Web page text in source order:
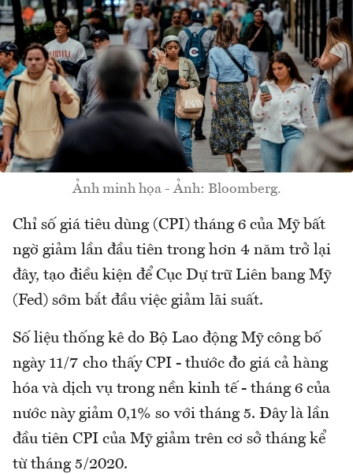
Ảnh minh họa - Ảnh: Bloomberg.
Chỉ số giá tiêu dùng (CPI) tháng 6 của Mỹ bất
ngờ giảm lần đầu tiên trong hơn 4 năm trở lại
đây, tạo điều kiện để Cục Dự trữ Liên bang Mỹ
(Fed) sớm bắt đầu việc giảm lãi suất.
Số liệu thống kê do Bộ Lao động Mỹ công bố
ngày 11/7 cho thấy CPI - thước đo giá cả hàng
hóa và dịch vụ trong nền kinh tế - tháng 6 của
nước này giảm 0,1% so với tháng 5. Đây là lần
đầu tiên CPI của Mỹ giảm trên cơ sở tháng kể
từ tháng 5/2020.